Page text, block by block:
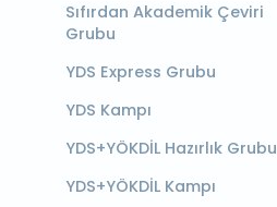
Sıfırdan Akademik Çeviri
Grubu
YDS Express Grubu
YDS Kampı
YDS+YÖKDİL Hazırlık Grubu
YDS+YÖKDİL Kampı